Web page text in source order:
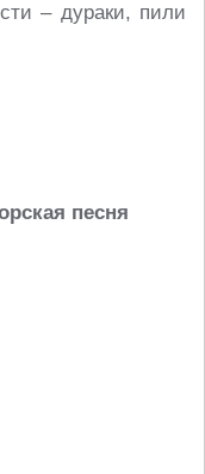
– дураки, пили
песня